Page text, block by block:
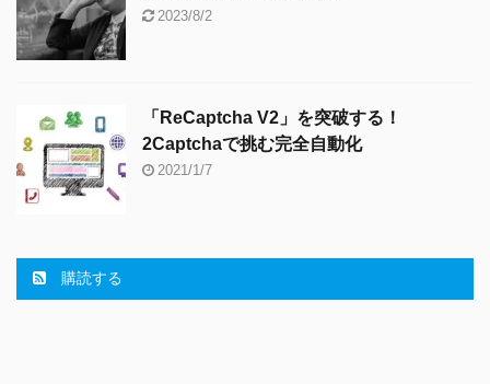
2023/8/2
「ReCaptcha V2」を突破する！
2Captchaで挑む完全自動化
2021/1/7
購読する